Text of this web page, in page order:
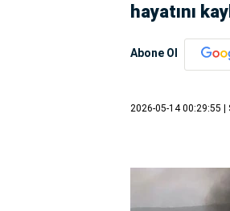
hayatını
Abone Ol
2026-05-14 00:29:55 |